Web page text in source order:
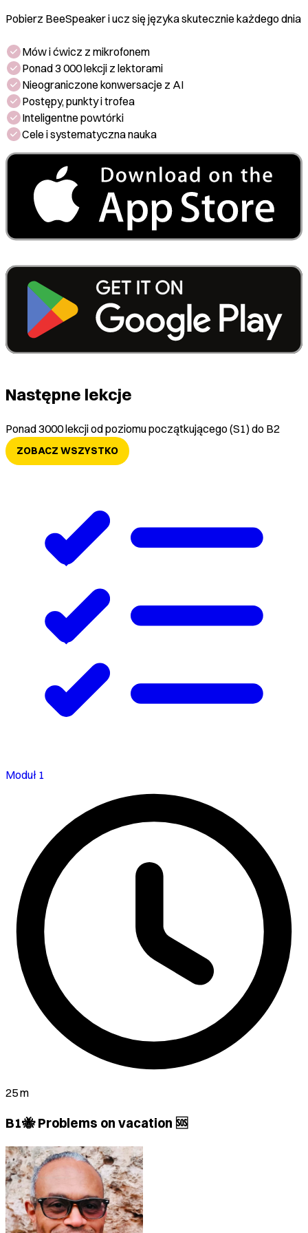
Pobierz BeeSpeaker i ucz się języka skutecznie każdego dnia
Mów i ćwicz z mikrofonem
Ponad 3 000 lekcji z lektorami
Nieograniczone konwersacje z AI
Postępy, punkty i trofea
Inteligentne powtórki
Cele i systematyczna nauka
Następne lekcje
Ponad 3000 lekcji od poziomu początkującego (S1) do B2
ZOBACZ WSZYSTKO
Moduł 1
25 m
B1🐝 Problems on vacation 🆘